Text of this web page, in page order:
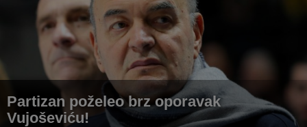
Partizan poželeo brz oporavak
Vujoševiću!